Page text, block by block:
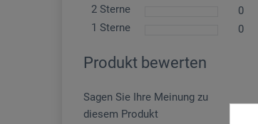
2 Sterne
0
1 Sterne
0
Produkt bewerten
Sagen Sie Ihre Meinung zu
diesem Produkt